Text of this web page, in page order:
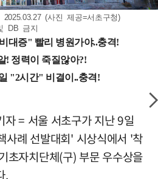
(사진 제공=서초구청)
DB 금지
자 = 서울 서초구가 지난 9일
례 선발대회' 시상식에서 '착
초자치단체(구) 부문 우수상을
.